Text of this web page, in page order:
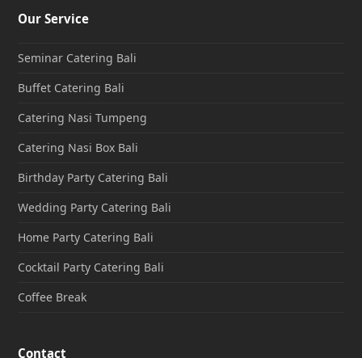
Our Service
Seminar Catering Bali
Buffet Catering Bali
Catering Nasi Tumpeng
Catering Nasi Box Bali
Birthday Party Catering Bali
Wedding Party Catering Bali
Home Party Catering Bali
Cocktail Party Catering Bali
Coffee Break
Contact